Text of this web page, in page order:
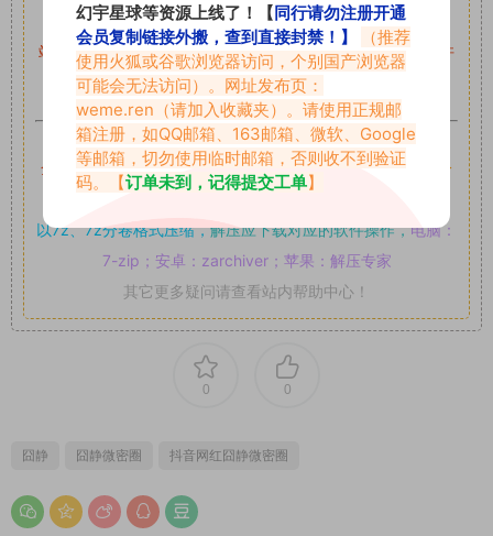
留言后，我们会第一时间进行审核后删除。
站内资源为网友个人学习或测试研究使用，未经原版权作者许
可,禁止用于任何商业途径！请在下载24小时内删除！
如果遇到付费才可获取的素材，建议升级对应的VIP。
全站付费素材可提供补档服务“均有备份”，素材以主流网盘分
以7z、7z分卷格式压缩，解压应下载对应的软件操作，电脑：
7-zip；安卓：zarchiver；苹果：解压专家
其它更多疑问请查看站内帮助中心！
0 0
囧静 囧静微密圈 抖音网红囧静微密圈
幻宇星球等资源上线了！【同行请勿注册开通
会员复制链接外搬，查到直接封禁！】
（推荐
使用火狐或谷歌浏览器访问，个别国产浏览器
可能会无法访问）。网址发布页：
weme.ren （请加入收藏夹）。请使用正规邮
箱注册，如QQ邮箱、163邮箱、微软、Google
等邮箱，切勿使用临时邮箱，否则收不到验证
码。【订单未到，记得提交工单】